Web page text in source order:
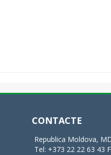
CONTACTE
Republica Moldova,
Tel: +373 22 22 63 43